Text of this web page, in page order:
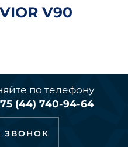
V90
по телефону
(44) 740-94-64
ЗВОНОК